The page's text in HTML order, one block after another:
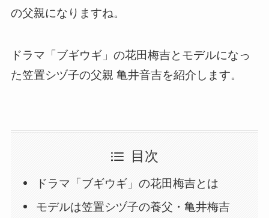
の父親になりますね。
ドラマ「ブギウギ」の花田梅吉とモデルになっ
た笠置シヅ子の父親 亀井音吉を紹介します。
目次
ドラマ「ブギウギ」の花田梅吉とは
モデルは笠置シヅ子の養父・亀井梅吉